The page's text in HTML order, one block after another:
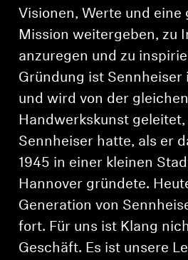
Visionen, Werte und eine
Mission weitergeben, zu
anzuregen und zu
Gründung ist Sennheiser
und wird von der
Handwerkskunst geleitet,
Sennheiser hatte, als er
1945 in einer kleinen
Hannover gründete.
Generation von
fort. Für uns ist Klang
Geschäft. Es ist unsere